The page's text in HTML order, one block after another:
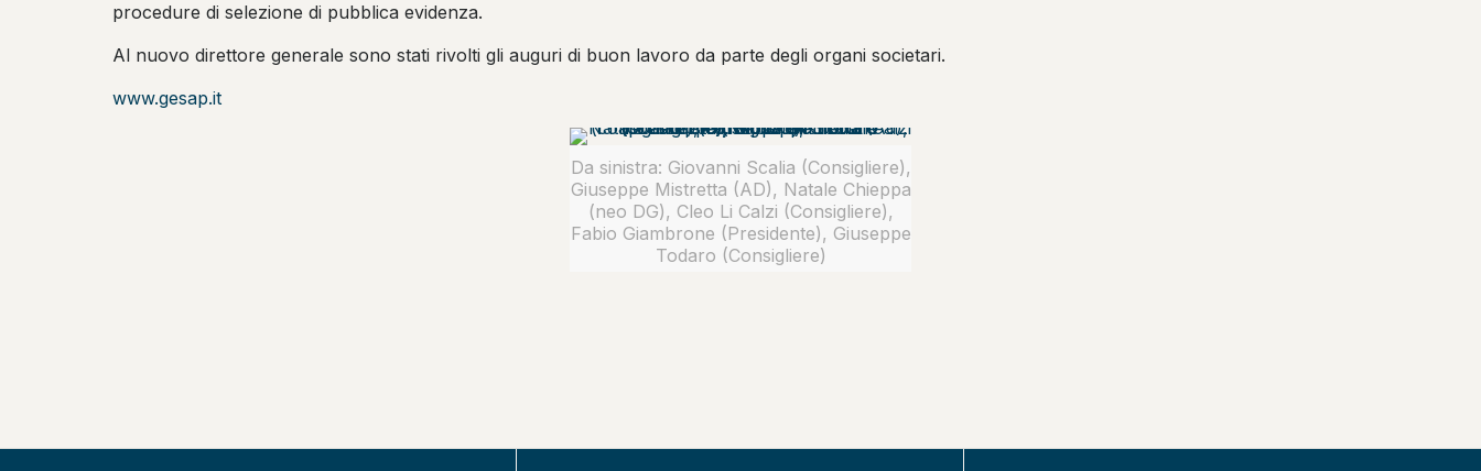
procedure di selezione di pubblica evidenza.
Al nuovo direttore generale sono stati rivolti gli auguri di buon lavoro da parte degli organi societari.
www.gesap.it
Da sinistra: Giovanni Scalia (Consigliere),
Giuseppe Mistretta (AD), Natale Chieppa
(neo DG), Cleo Li Calzi (Consigliere),
Fabio Giambrone (Presidente), Giuseppe
Todaro (Consigliere)